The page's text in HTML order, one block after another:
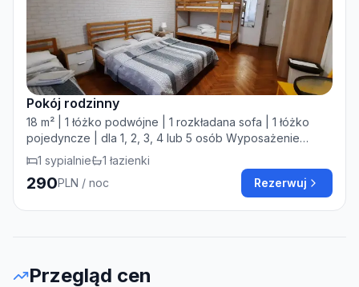
Pokój rodzinny
18 m² | 1 łóżko podwójne | 1 rozkładana sofa | 1 łóżko
pojedyncze | dla 1, 2, 3, 4 lub 5 osób Wyposażenie
pokoju: pościel, szafa, ogrzewanie, stół, biurko,
gniazdko przy łóżku, wieszak na ubrania, wspólna
łazienka, umywalka w pokoju, pokój dla niepalących
1 sypialnie 1 łazienki
290PLN / noc Rezerwuj
Przegląd cen